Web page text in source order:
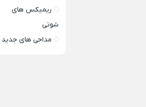
ریمیکس های
شوتی
مداحی های جدید